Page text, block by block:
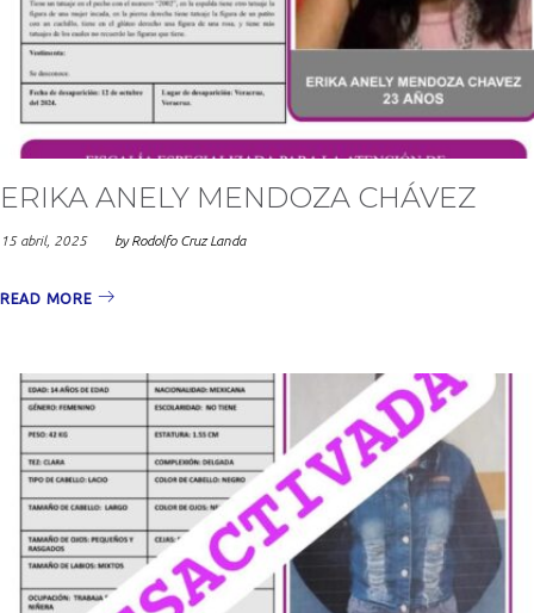
ERIKA ANELY MENDOZA CHÁVEZ
15 abril, 2025 byRodolfo Cruz Landa
READ MORE